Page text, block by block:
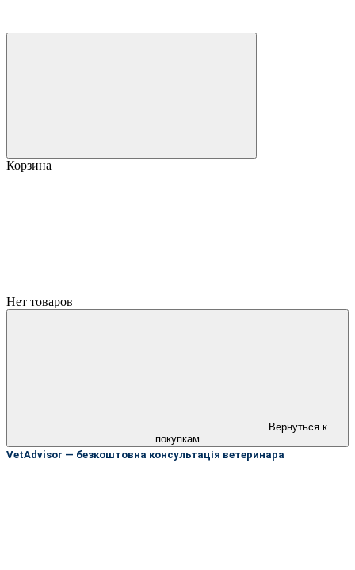
Корзина
Нет товаров
Вернуться к
покупкам
VetAdvisor — безкоштовна консультація ветеринара